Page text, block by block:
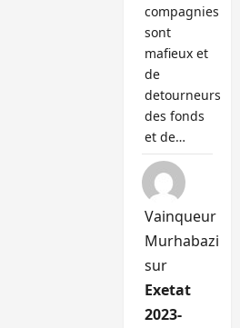
compagnies
sont
mafieux et
de
detourneurs
des fonds
et de…
Vainqueur
Murhabazi
sur
Exetat
2023-